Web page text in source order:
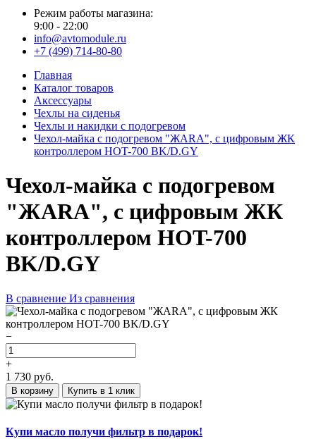
Режим работы магазина:
9:00 - 22:00
info@avtomodule.ru
+7 (499) 714-80-80
Главная
Каталог товаров
Аксессуары
Чехлы на сиденья
Чехлы и накидки с подогревом
Чехол-майка с подогревом "ЖАRА", с цифровым ЖК
контроллером HOT-700 BK/D.GY
Чехол-майка с подогревом
"ЖАRА", с цифровым ЖК
контроллером HOT-700
BK/D.GY
В сравнение Из сравнения
−
+
1 730 руб.
В корзину Купить в 1 клик
Купи масло получи фильтр в подарок!